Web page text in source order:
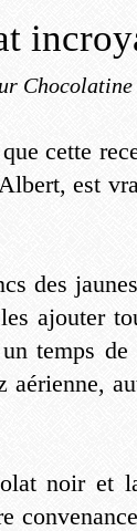
Chocolatine
cette
est
des
ajouter
temps
aérienne,
noir et